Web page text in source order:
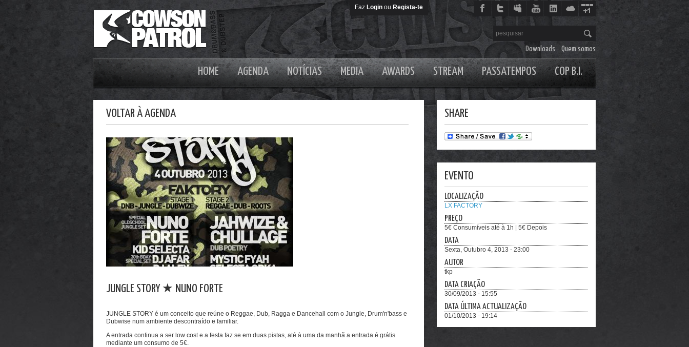
Faz Login ou Regista-te
Downloads Quem somos
HOME AGENDA NOTÍCIAS MEDIA AWARDS STREAM PASSATEMPOS COP B.I.
VOLTAR À AGENDA
JUNGLE STORY ★ NUNO FORTE
JUNGLE STORY é um conceito que reúne o Reggae, Dub, Ragga e Dancehall com o Jungle, Drum'n'bass e
Dubwise num ambiente descontraído e familiar.
A entrada continua a ser low cost e a festa faz se em duas pistas, até à uma da manhã a entrada é grátis
mediante um consumo de 5€.
SHARE
EVENTO
LOCALIZAÇÃO
LX FACTORY
PREÇO
5€ Consumíveis até à 1h | 5€ Depois
DATA
Sexta, Outubro 4, 2013 - 23:00
AUTOR
tkp
DATA CRIAÇÃO
30/09/2013 - 15:55
DATA ÚLTIMA ACTUALIZAÇÃO
01/10/2013 - 19:14